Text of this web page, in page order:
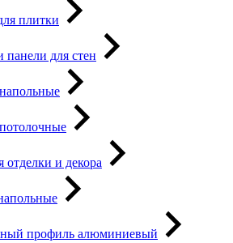
плитки
для стен
отделки и декора
профиль алюминиевый